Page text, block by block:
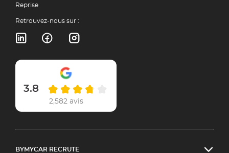
Reprise
Retrouvez-nous sur :
3.8
2,582 avis
BYMYCAR RECRUTE